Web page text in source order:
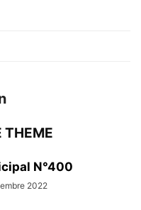
THEME
N°400
2022